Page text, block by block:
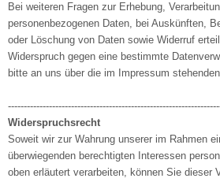
Bei weiteren Fragen zur Erhebung,
personenbezogenen Daten, bei Auskünften,
oder Löschung von Daten sowie Widerruf
Widerspruch gegen eine bestimmte
bitte an uns über die im Impressum
Widerspruchsrecht
Soweit wir zur Wahrung unserer im Rahmen
überwiegenden berechtigten Interessen
oben erläutert verarbeiten, können Sie dieser